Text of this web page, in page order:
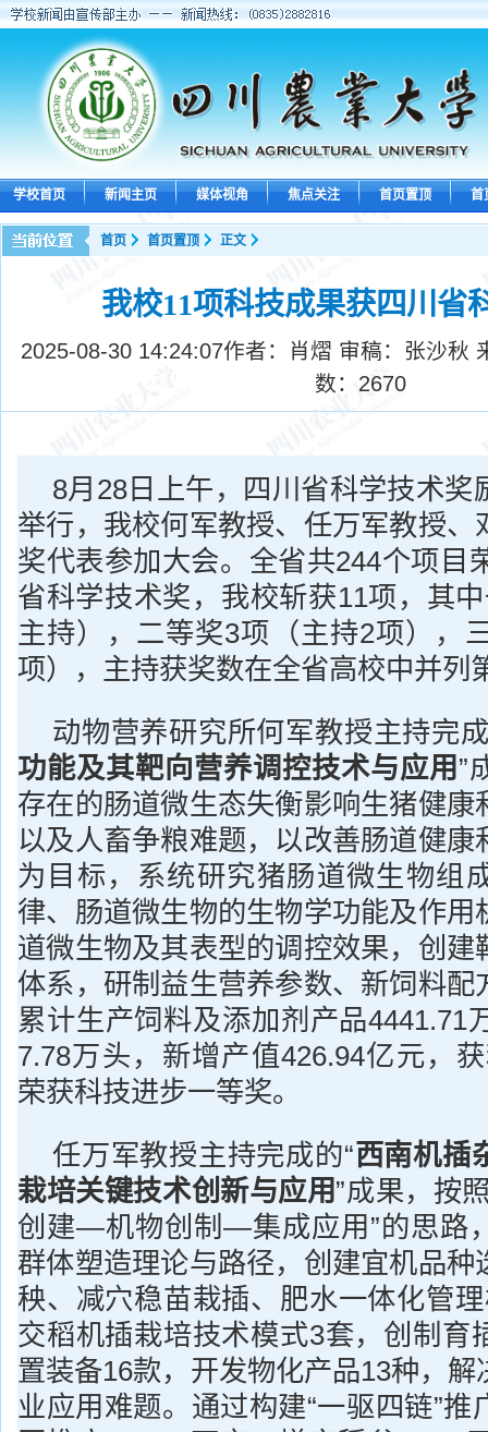
学校首页 新闻主页 媒体视角 焦点关注 首页置顶 首
首页 首页置顶 正文
我校11项科技成果获四川省
2025-08-30 14:24:07作者：肖熠 审稿：张沙秋
数： 2670
8月28日上午，四川省科学技术奖
举行，我校何军教授、任万军教授、
奖代表参加大会。全省共244个项目
省科学技术奖，我校斩获11项，其
主持），二等奖3项（主持2项），
项），主持获奖数在全省高校中并列
动物营养研究所何军教授主持完
功能及其靶向营养调控技术与应用”
存在的肠道微生态失衡影响生猪健康
以及人畜争粮难题，以改善肠道健康
为目标，系统研究猪肠道微生物组
律、肠道微生物的生物学功能及作用
道微生物及其表型的调控效果，创建
体系，研制益生营养参数、新饲料配
累计生产饲料及添加剂产品4441.71
7.78万头，新增产值426.94亿元，
荣获科技进步一等奖。
任万军教授主持完成的“西南机插
栽培关键技术创新与应用”成果，按
创建—机物创制—集成应用”的思路
群体塑造理论与路径，创建宜机品种
秧、减穴稳苗栽插、肥水一体化管
交稻机插栽培技术模式3套，创制育
置装备16款，开发物化产品13种，
业应用难题。通过构建“一驱四链”推